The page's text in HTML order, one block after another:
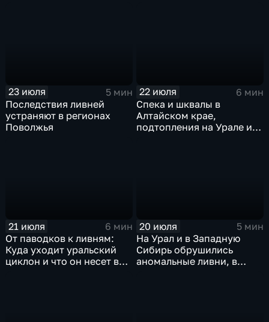
23 июля
5 мин
Последствия ливней
устраняют в регионах
Поволжья
22 июля
6 мин
Спека и шквалы в
Алтайском крае,
подтопления на Урале и
21 июля
6 мин
От паводков к ливням:
Куда уходит уральский
циклон и что он несет в
20 июля
5 мин
На Урал и в Западную
Сибирь обрушились
аномальные ливни, в